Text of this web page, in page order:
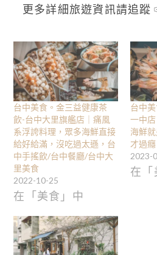
更多詳細旅遊資訊請追
台中美食。金三益健康茶
飲-台中大里旗艦店｜痛風
系浮誇料理，眾多海鮮直接
給好給滿，沒吃過太遜，台
中手搖飲/台中餐廳/台中大
里美食
2022-10-25
在「美食」中
台中
一中店
海鮮
才過
2023-
在「